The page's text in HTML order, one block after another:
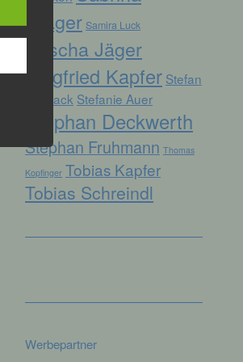
Prager Samira Luck
Sascha Jäger
Siegfried Kapfer Stefan
Biersack Stefanie Auer
Stephan Deckwerth
Stephan Fruhmann Thomas
Kopfinger Tobias Kapfer
Tobias Schreindl
Werbepartner